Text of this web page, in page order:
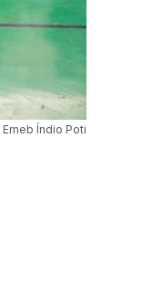
Índio Poti